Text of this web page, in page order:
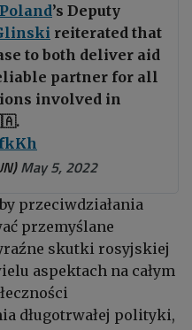
’s Deputy
reiterated that
to both deliver aid
partner for all
involved in
May 5, 2022
przeciwdziałania
przemyślane
skutki rosyjskiej
aspektach na całym
długotrwałej polityki,